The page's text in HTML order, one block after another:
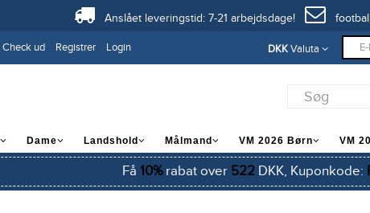
Anslået leveringstid: 7-21 arbejdsdage!
Check ud Registrer Login DKKValuta
Dame Landshold Målmand VM 2026 Børn VM
Få 10%rabat over 522DKK, Kuponkode: